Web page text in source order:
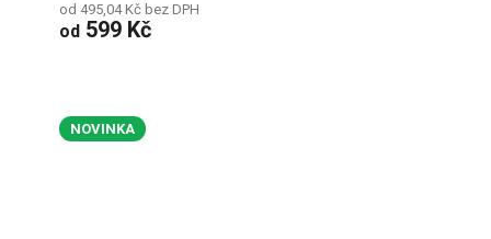
od 495,04 Kč bez DPH
od 599 Kč
NOVINKA